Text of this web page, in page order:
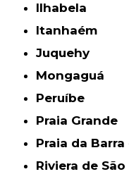
Ilhabela
Itanhaém
Juquehy
Mongaguá
Peruíbe
Praia Grande
Praia da
Riviera de